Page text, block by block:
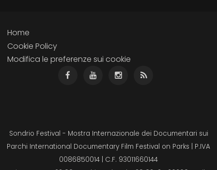
Home
Cookie Policy
Modifica le preferenze sui cookie
Sondrio Festival - Mostra Internazionale dei Documentari sui
Parchi International Documentary Film Festival on Parks | P.IVA
0086850014 | C.F. 93011660144